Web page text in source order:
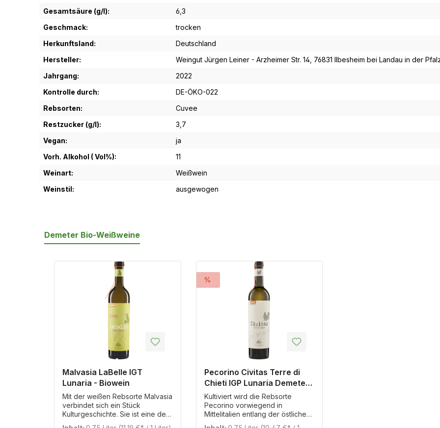
Gesamtsäure (g/l):
6,3
Geschmack:
trocken
Herkunftsland:
Deutschland
Hersteller:
Weingut Jürgen Leiner - Arzheimer Str. 14, 76831 Ilbesheim bei Landau in der
Jahrgang:
2022
Kontrolle durch:
DE-ÖKO-022
Rebsorten:
Cuvee
Restzucker (g/l):
3,7
Vegan:
ja
Vorh. Alkohol ( Vol%):
11
Weinart:
Weißwein
Weinstil:
ausgewogen
Demeter Bio-Weißweine
Malvasia LaBelle IGT
Lunaria - Biowein
Mit der weißen Rebsorte Malvasia
verbindet sich ein Stück
Kulturgeschichte. Sie ist eine der
ältesten kultivierten Rebsorten
%
Pecorino Civitas Terre di
Chieti IGP Lunaria Demeter -
Biowein
Kultiviert wird die Rebsorte
Pecorino vorwiegend in
Mittelitalien entlang der östlichen
Adriaküste liegenden